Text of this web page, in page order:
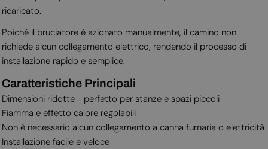
ricaricato.
Poiché il bruciatore è azionato manualmente, il camino non
richiede alcun collegamento elettrico, rendendo il processo di
installazione rapido e semplice.
Caratteristiche Principali
Dimensioni ridotte - perfetto per stanze e spazi piccoli
Fiamma e effetto calore regolabili
Non è necessario alcun collegamento a canna fumaria o elettricità
Installazione facile e veloce